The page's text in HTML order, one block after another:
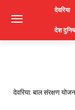
देवरिया
देश
देवरिया: बाल संरक्षण